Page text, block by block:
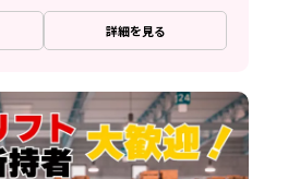
詳細を見る